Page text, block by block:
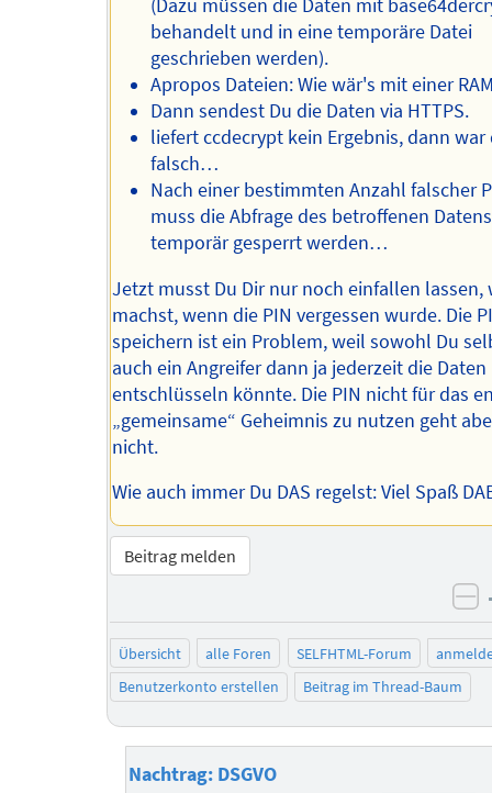
(Dazu müssen die Daten mit
behandelt und in eine temporäre Datei
geschrieben werden).
Apropos Dateien: Wie wär's mit einer
Dann sendest Du die Daten via HTTPS.
liefert ccdecrypt kein Ergebnis, dann war
falsch…
Nach einer bestimmten Anzahl falscher
muss die Abfrage des betroffenen
temporär gesperrt werden…
Jetzt musst Du Dir nur noch einfallen lassen,
machst, wenn die PIN vergessen wurde. Die
speichern ist ein Problem, weil sowohl Du
auch ein Angreifer dann ja jederzeit die Daten
entschlüsseln könnte. Die PIN nicht für das
„gemeinsame“ Geheimnis zu nutzen geht
nicht.
Wie auch immer Du DAS regelst: Viel Spaß
Beitrag melden
Übersicht alle Foren SELFHTML-Forum
Benutzerkonto erstellen
Beitrag im Thread-Baum
Nachtrag: DSGVO